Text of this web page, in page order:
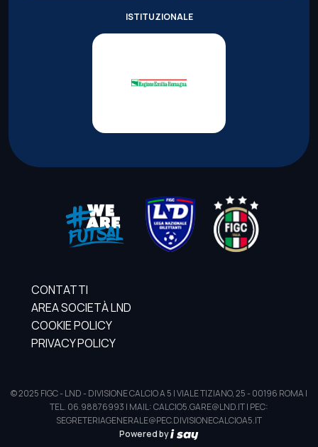
ISTITUZIONALE
CONTATTI
AREA SOCIETÀ LND
COOKIE POLICY
PRIVACY POLICY
© 2025 FIGC - LND - DIVISIONE CALCIO A 5 | VIALE TIZIANO, 25 - 00196 ROMA |
TEL. 06.98876993 | MAIL: CALCIO5.GARE@LND.IT | PEC:
SEGRETERIAGENERALE@PEC.DIVISIONECALCIOA5.IT
Powered by